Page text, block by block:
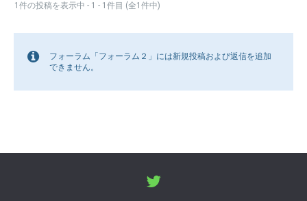
1件の投稿を表示中 - 1 - 1件目 (全1件中)
フォーラム「フォーラム２」には新規投稿および返信を追加
できません。